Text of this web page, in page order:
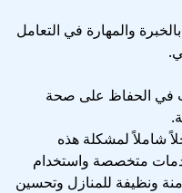
والمهارة في التعامل
في الحفاظ على صحة
شاملاً لمشكلة هذه
متخصصة واستخدام
ونظيفة للمنازل وتحسين